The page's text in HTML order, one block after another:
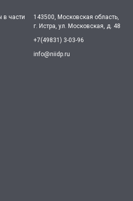
в части
143500, Московская область,
г. Истра, ул. Московская, д. 48
+7(49831) 3-03-96
info@niidp.ru